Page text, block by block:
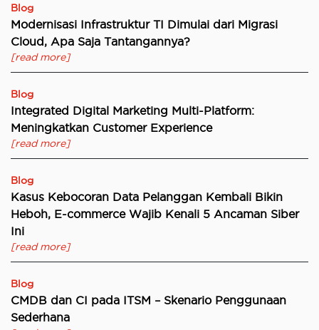
Blog
Modernisasi Infrastruktur TI Dimulai dari Migrasi
Cloud, Apa Saja Tantangannya?
[read more]
Blog
Integrated Digital Marketing Multi-Platform:
Meningkatkan Customer Experience
[read more]
Blog
Kasus Kebocoran Data Pelanggan Kembali Bikin
Heboh, E-commerce Wajib Kenali 5 Ancaman Siber
Ini
[read more]
Blog
CMDB dan CI pada ITSM – Skenario Penggunaan
Sederhana